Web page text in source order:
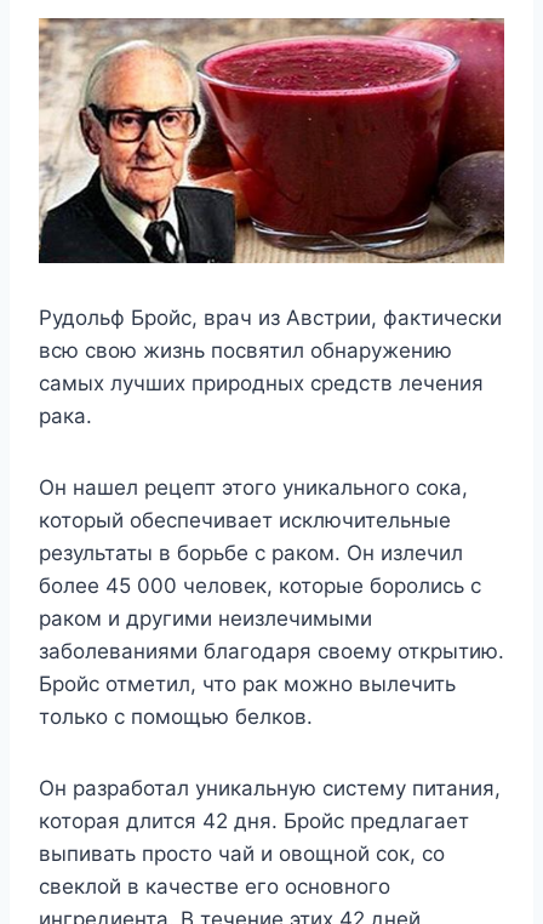
Рудольф Бройс, врач из Австрии, фактически
всю свою жизнь посвятил обнаружению
самых лучших природных средств лечения
рака.
Он нашел рецепт этого уникального сока,
который обеспечивает исключительные
результаты в борьбе с раком. Он излечил
более 45 000 человек, которые боролись с
раком и другими неизлечимыми
заболеваниями благодаря своему открытию.
Бройс отметил, что рак можно вылечить
только с помощью белков.
Он разработал уникальную систему питания,
которая длится 42 дня. Бройс предлагает
выпивать просто чай и овощной сок, со
свеклой в качестве его основного
ингредиента. В течение этих 42 дней,